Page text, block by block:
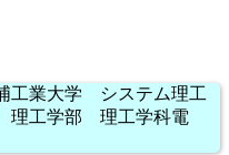
工業大学 システム理工
理工学部 理工学科電